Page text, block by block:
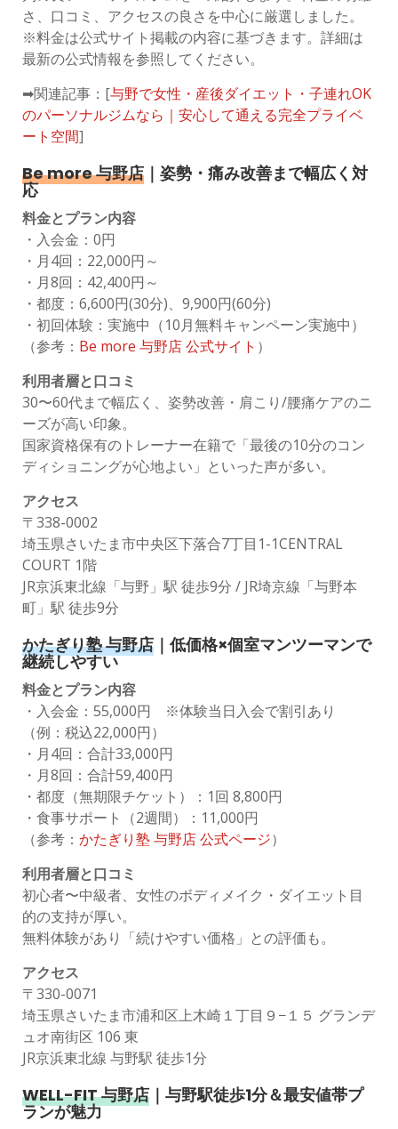
さ、口コミ、アクセスの良さを中心に厳選しました。
※料金は公式サイト掲載の内容に基づきます。詳細は
最新の公式情報を参照してください。
➡関連記事：[与野で女性・産後ダイエット・子連れOK
のパーソナルジムなら｜安心して通える完全プライベ
ート空間]
Be more 与野店 ｜姿勢・痛み改善まで幅広く対
応
料金とプラン内容
・入会金：0円
・月4回：22,000円～
・月8回：42,400円～
・都度：6,600円(30分)、9,900円(60分)
・初回体験：実施中（10月無料キャンペーン実施中）
（参考： Be more 与野店 公式サイト ）
利用者層と口コミ
30〜60代まで幅広く、姿勢改善・肩こり/腰痛ケアのニ
ーズが高い印象。
国家資格保有のトレーナー在籍で「最後の10分のコン
ディショニングが心地よい」といった声が多い。
アクセス
〒338-0002
埼玉県さいたま市中央区下落合7丁目1-1CENTRAL
COURT 1階
JR京浜東北線「与野」駅 徒歩9分 / JR埼京線「与野本
町」駅 徒歩9分
かたぎり塾 与野店 ｜低価格×個室マンツーマンで
継続しやすい
料金とプラン内容
・入会金：55,000円 ※体験当日入会で割引あり
（例：税込22,000円）
・月4回：合計33,000円
・月8回：合計59,400円
・都度（無期限チケット）：1回 8,800円
・食事サポート（2週間）：11,000円
（参考：かたぎり塾 与野店 公式ページ）
利用者層と口コミ
初心者〜中級者、女性のボディメイク・ダイエット目
的の支持が厚い。
無料体験があり「続けやすい価格」との評価も。
アクセス
〒330-0071
埼玉県さいたま市浦和区上木崎１丁目９−１５ グランデ
ュオ南街区 106 東
JR京浜東北線 与野駅 徒歩1分
WELL-FIT 与野店 ｜与野駅徒歩1分＆最安値帯プ
ランが魅力